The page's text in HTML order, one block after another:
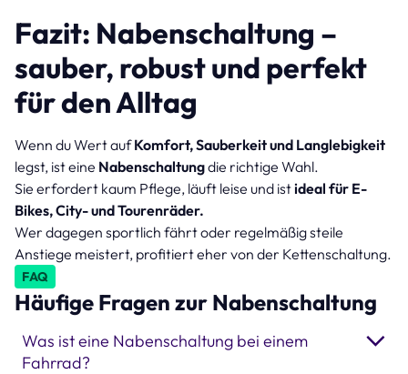
Fazit: Nabenschaltung –
sauber, robust und perfekt
für den Alltag
Wenn du Wert aufKomfort, Sauberkeit und Langlebigkeit
legst, ist eine Nabenschaltungdie richtige Wahl.
Sie erfordert kaum Pflege, läuft leise und istideal für E-
Bikes, City- und Tourenräder.
Wer dagegen sportlich fährt oder regelmäßig steile
Anstiege meistert, profitiert eher von der Kettenschaltung.
FAQ
Häufige Fragen zur Nabenschaltung
Was ist eine Nabenschaltung bei einem
Fahrrad?